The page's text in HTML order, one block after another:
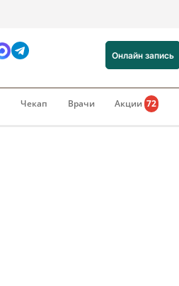
Онлайн запись
Чекап Врачи Акции72